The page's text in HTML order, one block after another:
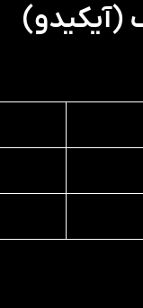
(آیکیدو)